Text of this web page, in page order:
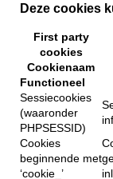
Deze cookies
First party
cookies
Cookienaam
Functioneel
Sessiecookies
(waaronder
PHPSESSID)
Cookies
beginnende met
‘cookie_’